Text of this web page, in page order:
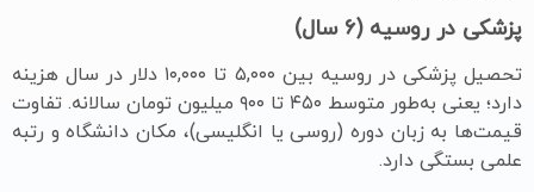
پزشکی در روسیه (۶ سال)
تحصیل پزشکی در روسیه بین ۵,۰۰۰ تا ۱۰,۰۰۰ دلار در سال هزینه
دارد؛ یعنی به‌طور متوسط ۴۵۰ تا ۹۰۰ میلیون تومان سالانه. تفاوت
قیمت‌ها به زبان دوره (روسی یا انگلیسی)، مکان دانشگاه و رتبه
علمی بستگی دارد.